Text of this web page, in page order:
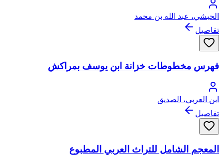
الحبشي، عبد الله بن محمد
تفاصيل
فهرس مخطوطات خزانة ابن يوسف بمراكش
ابن العربي، الصديق
تفاصيل
المعجم الشامل للتراث العربي المطبوع